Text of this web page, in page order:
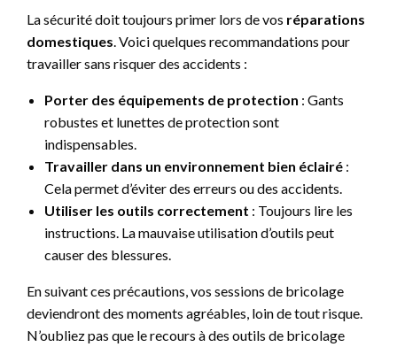
La sécurité doit toujours primer lors de vos réparations
domestiques . Voici quelques recommandations pour
travailler sans risquer des accidents :
Porter des équipements de protection : Gants
robustes et lunettes de protection sont
indispensables.
Travailler dans un environnement bien éclairé :
Cela permet d’éviter des erreurs ou des accidents.
Utiliser les outils correctement : Toujours lire les
instructions. La mauvaise utilisation d’outils peut
causer des blessures.
En suivant ces précautions, vos sessions de bricolage
deviendront des moments agréables, loin de tout risque.
N’oubliez pas que le recours à des outils de bricolage